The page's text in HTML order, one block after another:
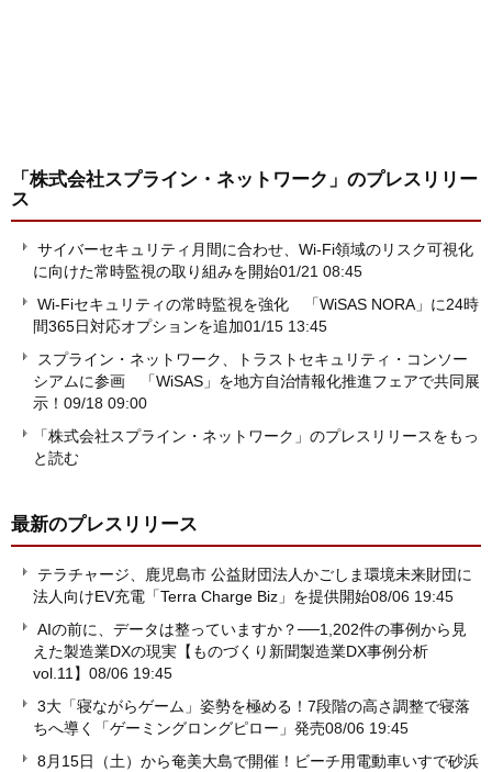
「株式会社スプライン・ネットワーク」 のプレスリリー
ス
サイバーセキュリティ月間に合わせ、Wi-Fi領域のリスク可視化
に向けた常時監視の取り組みを開始01/21 08:45
Wi-Fiセキュリティの常時監視を強化 「WiSAS NORA」に24時
間365日対応オプションを追加01/15 13:45
スプライン・ネットワーク、トラストセキュリティ・コンソー
シアムに参画 「WiSAS」を地方自治情報化推進フェアで共同展
示！ 09/18 09:00
「株式会社スプライン・ネットワーク」のプレスリリースをもっ
と読む
最新のプレスリリース
テラチャージ、鹿児島市 公益財団法人かごしま環境未来財団に
法人向けEV充電「Terra Charge Biz」を提供開始08/06 19:45
AIの前に、データは整っていますか？──1,202件の事例から見
えた製造業DXの現実【ものづくり新聞製造業DX事例分析
vol.11】 08/06 19:45
3大「寝ながらゲーム」姿勢を極める！7段階の高さ調整で寝落
ちへ導く「ゲーミングロングピロー」発売08/06 19:45
8月15日（土）から奄美大島で開催！ビーチ用電動車いすで砂浜